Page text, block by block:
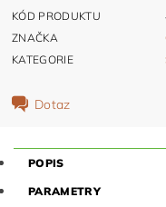
KÓD PRODUKTU
ZNAČKA
KATEGORIE
Dotaz
POPIS
PARAMETRY